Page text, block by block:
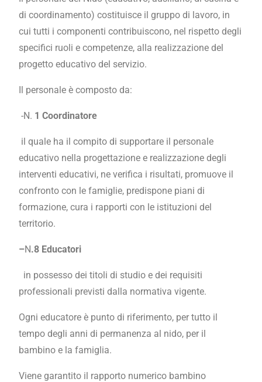
di coordinamento) costituisce il gruppo di lavoro, in
cui tutti i componenti contribuiscono, nel rispetto degli
specifici ruoli e competenze, alla realizzazione del
progetto educativo del servizio.
Il personale è composto da:
-N. 1 Coordinatore
il quale ha il compito di supportare il personale
educativo nella progettazione e realizzazione degli
interventi educativi, ne verifica i risultati, promuove il
confronto con le famiglie, predispone piani di
formazione, cura i rapporti con le istituzioni del
territorio.
–N.8 Educatori
in possesso dei titoli di studio e dei requisiti
professionali previsti dalla normativa vigente.
Ogni educatore è punto di riferimento, per tutto il
tempo degli anni di permanenza al nido, per il
bambino e la famiglia.
Viene garantito il rapporto numerico bambino